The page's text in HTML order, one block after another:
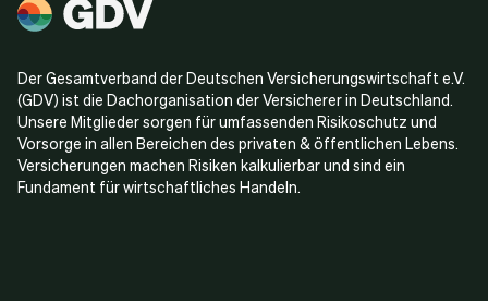
Der Gesamtverband der Deutschen Versicherungswirtschaft e.V.
(GDV) ist die Dachorganisation der Versicherer in Deutschland.
Unsere Mitglieder sorgen für umfassenden Risikoschutz und
Vorsorge in allen Bereichen des privaten & öffentlichen Lebens.
Versicherungen machen Risiken kalkulierbar und sind ein
Fundament für wirtschaftliches Handeln.